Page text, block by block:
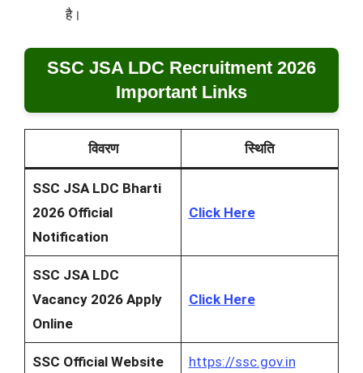
है।
SSC JSA LDC Recruitment 2026
Important Links
विवरण स्थिति
SSC JSA LDC Bharti
2026 Official
Notification
Click Here
SSC JSA LDC
Vacancy 2026 Apply
Online
Click Here
SSC Official Website https://ssc.gov.in